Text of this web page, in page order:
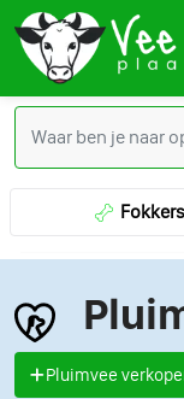
Fokkers
Pluimvee